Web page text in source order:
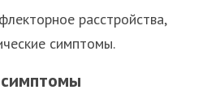
расстройства,
симптомы.